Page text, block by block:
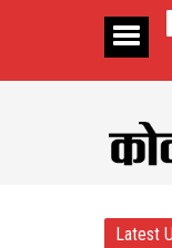
Latest
में दिखाई सख्ती, 3 अधिकारी